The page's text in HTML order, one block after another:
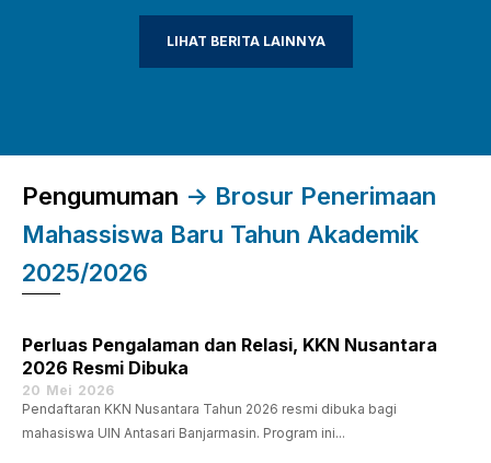
LIHAT BERITA LAINNYA
Pengumuman -> Brosur Penerimaan
Mahassiswa Baru Tahun Akademik
2025/2026
Perluas Pengalaman dan Relasi, KKN Nusantara
2026 Resmi Dibuka
20 Mei 2026
Pendaftaran KKN Nusantara Tahun 2026 resmi dibuka bagi
mahasiswa UIN Antasari Banjarmasin. Program ini...